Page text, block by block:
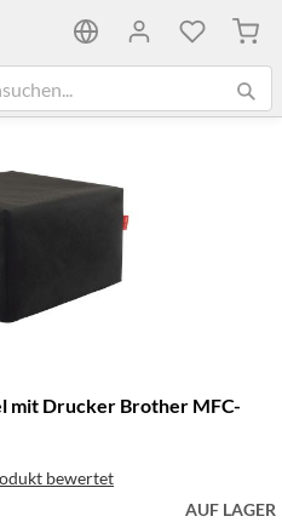
mit Drucker Brother MFC-
bewertet
AUF LAGER